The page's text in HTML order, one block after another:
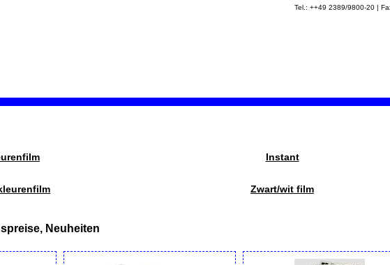
Tel.: ++49 2389/9800-20 |
Instant
Zwart/wit film
Neuheiten